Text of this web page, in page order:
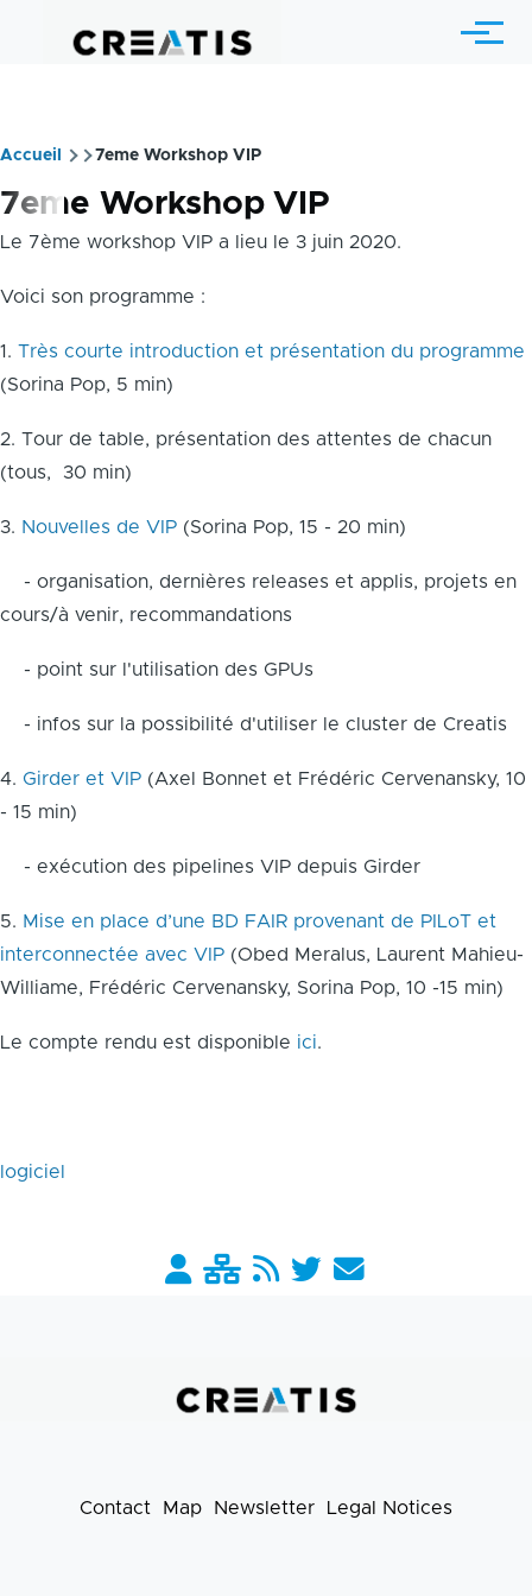
Menu
Breadcrumb
Accueil 7eme Workshop VIP
7eme Workshop VIP
Le 7ème workshop VIP a lieu le 3 juin 2020.
Voici son programme :
1. Très courte introduction et présentation du programme
(Sorina Pop, 5 min)
2. Tour de table, présentation des attentes de chacun
(tous, 30 min)
3. Nouvelles de VIP (Sorina Pop, 15 - 20 min)
- organisation, dernières releases et applis, projets en
cours/à venir, recommandations
- point sur l'utilisation des GPUs
- infos sur la possibilité d'utiliser le cluster de Creatis
4. Girder et VIP (Axel Bonnet et Frédéric Cervenansky, 10
- 15 min)
- exécution des pipelines VIP depuis Girder
5. Mise en place d’une BD FAIR provenant de PILoT et
interconnectée avec VIP (Obed Meralus, Laurent Mahieu-
Williame, Frédéric Cervenansky, Sorina Pop, 10 -15 min)
Le compte rendu est disponible ici.
logiciel
Barre
Contact Map Newsletter Legal Notices